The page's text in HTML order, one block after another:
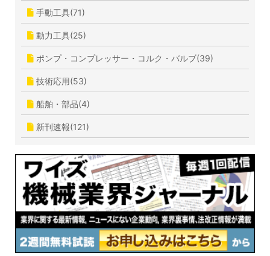
手動工具(71)
動力工具(25)
ポンプ・コンプレッサー・コルク・バルブ(39)
技術応用(53)
船舶・部品(4)
新刊速報(121)